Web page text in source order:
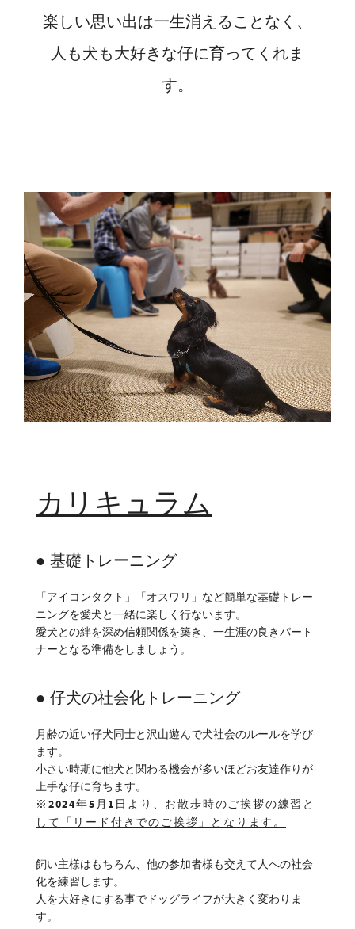
楽しい思い出は一生消えることなく、
人も犬も大好きな仔に育ってくれま
す。
カリキュラム
● 基礎トレーニング
「アイコンタクト」「オスワリ」など簡単な基礎トレー
ニングを愛犬と一緒に楽しく行ないます。
愛犬との絆を深め信頼関係を築き、一生涯の良きパート
ナーとなる準備をしましょう。
● 仔犬の社会化トレーニング
月齢の近い仔犬同士と沢山遊んで犬社会のルールを学び
ます。
小さい時期に他犬と関わる機会が多いほどお友達作りが
上手な仔に育ちます。
※2024年5月1日より、お散歩時のご挨拶の練習と
して「リード付きでのご挨拶」となります。
飼い主様はもちろん、他の参加者様も交えて人への社会
化を練習します。
人を大好きにする事でドッグライフが大きく変わりま
す。